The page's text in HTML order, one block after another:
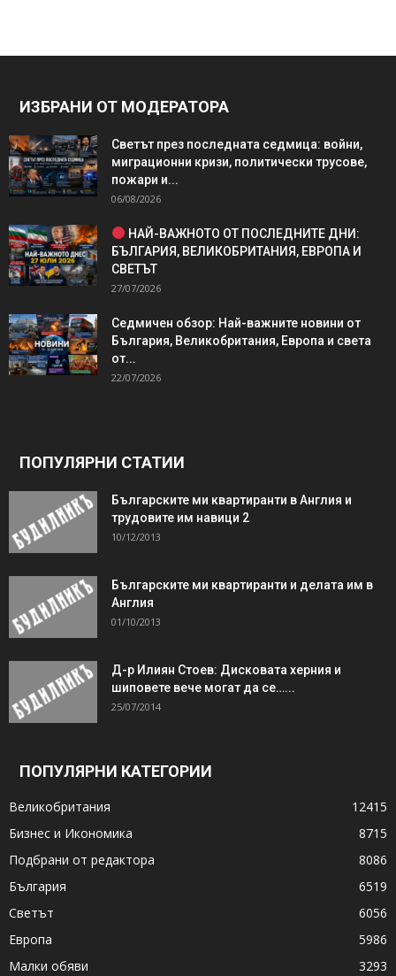
ИЗБРАНИ ОТ МОДЕРАТОРА
Светът през последната седмица: войни,
миграционни кризи, политически трусове,
пожари и...
06/08/2026
НАЙ-ВАЖНОТО ОТ ПОСЛЕДНИТЕ ДНИ:
БЪЛГАРИЯ, ВЕЛИКОБРИТАНИЯ, ЕВРОПА И
СВЕТЪТ
27/07/2026
Седмичен обзор: Най-важните новини от
България, Великобритания, Европа и света
от...
22/07/2026
ПОПУЛЯРНИ СТАТИИ
Българските ми квартиранти в Англия и
трудовите им навици 2
10/12/2013
Българските ми квартиранти и делата им в
Англия
01/10/2013
Д-р Илиян Стоев: Дисковата херния и
шиповете вече могат да се…...
25/07/2014
ПОПУЛЯРНИ КАТЕГОРИИ
Великобритания
12415
Бизнес и Икономика
8715
Подбрани от редактора
8086
България
6519
Светът
6056
Европа
5986
Малки обяви
3293